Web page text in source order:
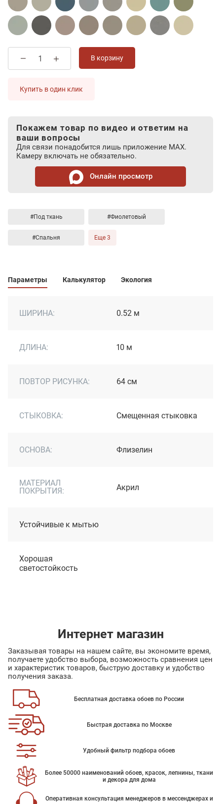
В корзину
Купить в один клик
Покажем товар по видео и ответим на
ваши вопросы
Для связи понадобится лишь приложение MAX.
Камеру включать не обязательно.
Онлайн просмотр
#Под ткань #Фиолетовый
#Спальня Еще 3
Параметры Калькулятор Экология
ШИРИНА: 0.52 м
ДЛИНА: 10 м
ПОВТОР РИСУНКА: 64 см
СТЫКОВКА: Смещенная стыковка
ОСНОВА: Флизелин
МАТЕРИАЛ
ПОКРЫТИЯ:
Акрил
Устойчивые к мытью
Хорошая
светостойкость
Интернет магазин
Заказывая товары на нашем сайте, вы экономите время,
получаете удобство выбора, возможность сравнения цен
и характеристик товаров, быструю доставку и удобство
получения заказа.
Бесплатная доставка обоев по России
Быстрая доставка по Москве
Удобный фильтр подбора обоев
Более 50000 наименований обоев, красок, лепнины, ткани
и декора для дома
Оперативная консультация менеджеров в мессенджерах и